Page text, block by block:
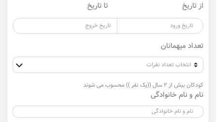
از تاریخ تا تاریخ
تعداد میهمانان
کودکان بیش از 2 سال ((یک نفر )) محسوب می شوند
نام و نام خانوادگی